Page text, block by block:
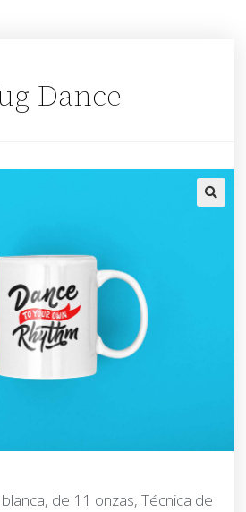
Dance
de 11 onzas, Técnica de